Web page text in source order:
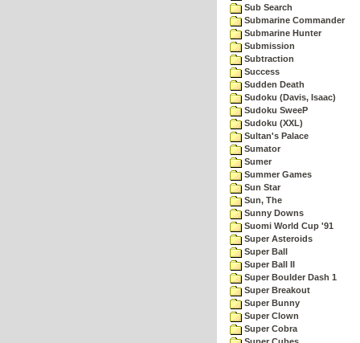
Sub Search
Submarine Commander
Submarine Hunter
Submission
Subtraction
Success
Sudden Death
Sudoku (Davis, Isaac)
Sudoku SweeP
Sudoku (XXL)
Sultan's Palace
Sumator
Sumer
Summer Games
Sun Star
Sun, The
Sunny Downs
Suomi World Cup '91
Super Asteroids
Super Ball
Super Ball II
Super Boulder Dash 1
Super Breakout
Super Bunny
Super Clown
Super Cobra